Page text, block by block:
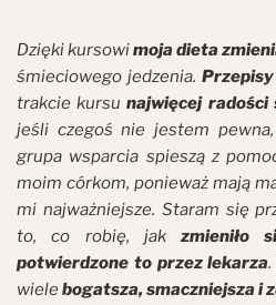
Dzięki kursowimoja dieta
śmieciowego jedzenia.
trakcie kursunajwięcej radości
jeśli czegoś nie jestem
grupa wsparcia spieszą z
moim córkom, ponieważ mają
mi najważniejsze. Staram się
to, co robię, jakzmieniło
potwierdzone to przez lekarza
wielebogatsza, smaczniejsza i